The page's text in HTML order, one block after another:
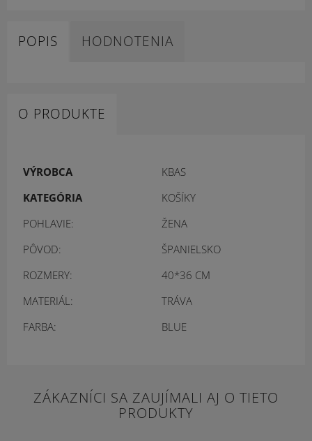
POPIS HODNOTENIA
O PRODUKTE
VÝROBCA
KBAS
KATEGÓRIA
KOŠÍKY
POHLAVIE:
ŽENA
PÔVOD:
ŠPANIELSKO
ROZMERY:
40*36 CM
MATERIÁL:
TRÁVA
FARBA:
BLUE
ZÁKAZNÍCI SA ZAUJÍMALI AJ O TIETO
PRODUKTY